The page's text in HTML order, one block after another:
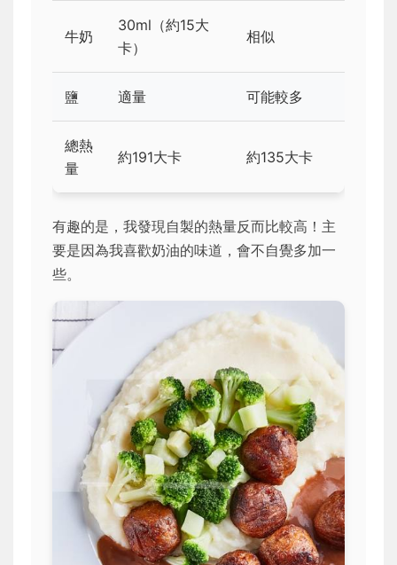
牛奶
30ml（約15大
卡）
相似
鹽 適量 可能較多
總熱
量
約191大卡 約135大卡
有趣的是，我發現自製的熱量反而比較高！主
要是因為我喜歡奶油的味道，會不自覺多加一
些。